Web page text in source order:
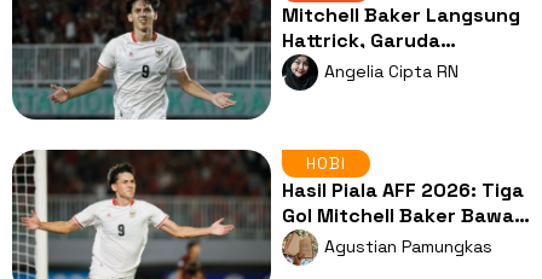
Mitchell Baker Langsung
Hattrick, Garuda
Temukan Predator Kotak
Penalti
Angelia Cipta RN
HOBI
Hasil Piala AFF 2026: Tiga
Gol Mitchell Baker Bawa
Indonesia Hajar Kamboja
Agustian Pamungkas